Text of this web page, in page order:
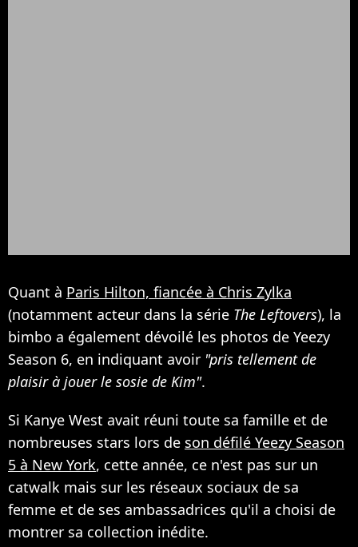
Quant à Paris Hilton, fiancée à Chris Zylka
(notamment acteur dans la série The Leftovers), la
bimbo a également dévoilé les photos de Yeezy
Season 6, en indiquant avoir "pris tellement de
plaisir à jouer le sosie de Kim".
Si Kanye West avait réuni toute sa famille et de
nombreuses stars lors de son défilé Yeezy Season
5 à New York, cette année, ce n'est pas sur un
catwalk mais sur les réseaux sociaux de sa
femme et de ses ambassadrices qu'il a choisi de
montrer sa collection inédite.